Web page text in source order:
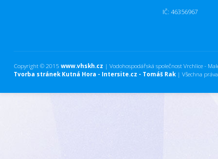
IČ: 46356967
Copyright © 2015 www.vhskh.cz | Vodohospodářská společnost Vrchlice -
Tvorba stránek Kutná Hora - Intersite.cz - Tomáš Rak | Všechna